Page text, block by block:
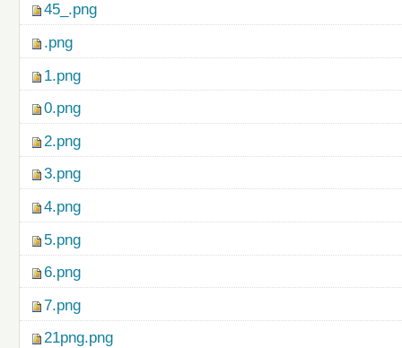
45_.png
.png
1.png
0.png
2.png
3.png
4.png
5.png
6.png
7.png
21png.png